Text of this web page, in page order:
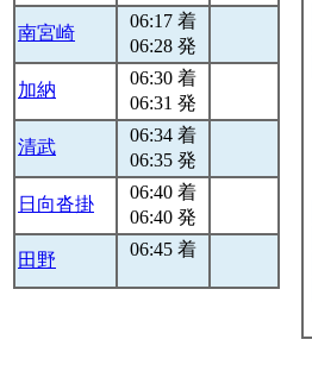
南宮崎
06:17 着
06:28 発
加納
06:30 着
06:31 発
清武
06:34 着
06:35 発
日向沓掛
06:40 着
06:40 発
田野
06:45 着